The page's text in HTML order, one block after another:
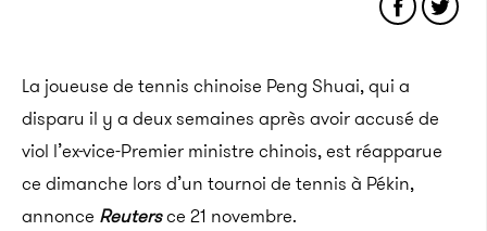
La joueuse de tennis chinoise Peng Shuai, qui a
disparu il y a deux semaines après avoir accusé de
viol l’ex-vice-Premier ministre chinois, est réapparue
ce dimanche lors d’un tournoi de tennis à Pékin,
annonce Reutersce 21 novembre.